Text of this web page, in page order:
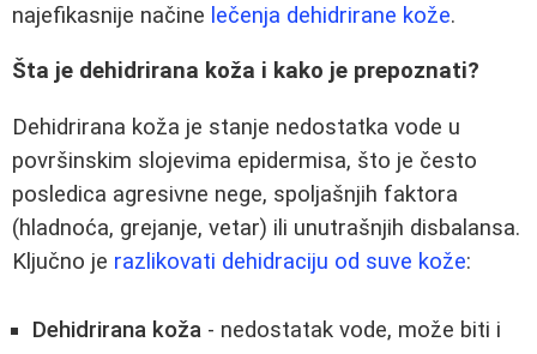
najefikasnije načine lečenja dehidrirane kože.
Šta je dehidrirana koža i kako je prepoznati?
Dehidrirana koža je stanje nedostatka vode u
površinskim slojevima epidermisa, što je često
posledica agresivne nege, spoljašnjih faktora
(hladnoća, grejanje, vetar) ili unutrašnjih disbalansa.
Ključno je razlikovati dehidraciju od suve kože:
Dehidrirana koža - nedostatak vode, može biti i